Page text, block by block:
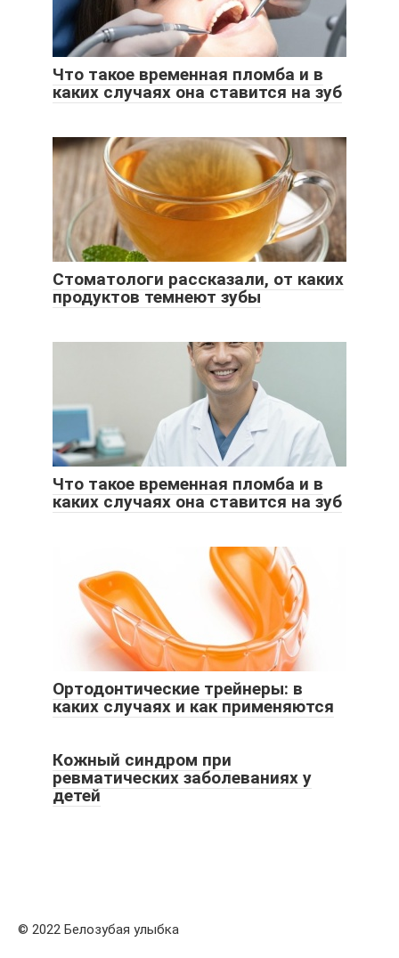
Что такое временная пломба и в
каких случаях она ставится на зуб
Стоматологи рассказали, от каких
продуктов темнеют зубы
Что такое временная пломба и в
каких случаях она ставится на зуб
Ортодонтические трейнеры: в
каких случаях и как применяются
Кожный синдром при
ревматических заболеваниях у
детей
© 2022 Белозубая улыбка